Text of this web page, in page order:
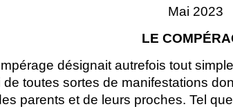
Mai 2023
LE
désignait autrefois tout
toutes sortes de manifestations
parents et de leurs proches. Tel